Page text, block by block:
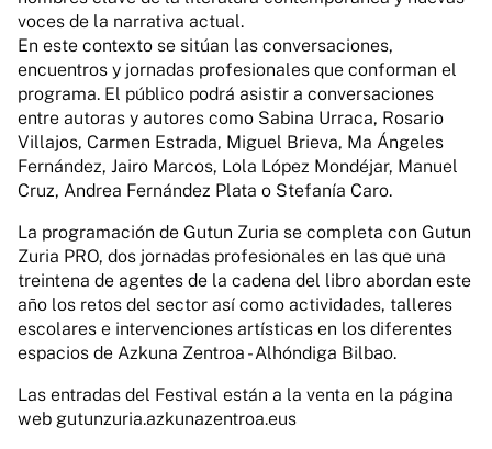
voces de la narrativa actual.
En este contexto se sitúan las conversaciones,
encuentros y jornadas profesionales que conforman el
programa. El público podrá asistir a conversaciones
entre autoras y autores como Sabina Urraca, Rosario
Villajos, Carmen Estrada, Miguel Brieva, Ma Ángeles
Fernández, Jairo Marcos, Lola López Mondéjar, Manuel
Cruz, Andrea Fernández Plata o Stefanía Caro.
La programación de Gutun Zuria se completa con Gutun
Zuria PRO, dos jornadas profesionales en las que una
treintena de agentes de la cadena del libro abordan este
año los retos del sector así como actividades, talleres
escolares e intervenciones artísticas en los diferentes
espacios de Azkuna Zentroa - Alhóndiga Bilbao.
Las entradas del Festival están a la venta en la página
web gutunzuria.azkunazentroa.eus